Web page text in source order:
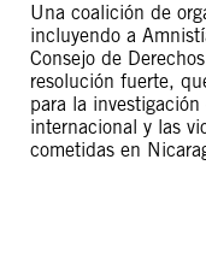
Una coalición de
incluyendo a
Consejo de
resolución fuerte,
para la
internacional y las
cometidas en